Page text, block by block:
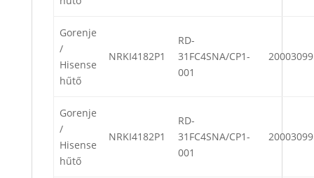
Gorenje
/
Hisense
hűtő
NRKI4182P1
RD-
31FC4SNA/CP1-
001
20003099
Gorenje
/
Hisense
hűtő
NRKI4182P1
RD-
31FC4SNA/CP1-
001
20003099